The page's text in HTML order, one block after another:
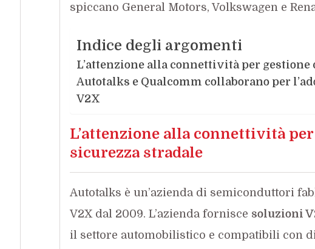
spiccano General Motors, Volkswagen e
Indice degli argomenti
L’attenzione alla connettività per gestione
Autotalks e Qualcomm collaborano per
V2X
L’attenzione alla connettività
sicurezza stradale
Autotalks è un’azienda di semiconduttori
V2X dal 2009. L’azienda fornisce soluzioni
il settore automobilistico e compatibili con